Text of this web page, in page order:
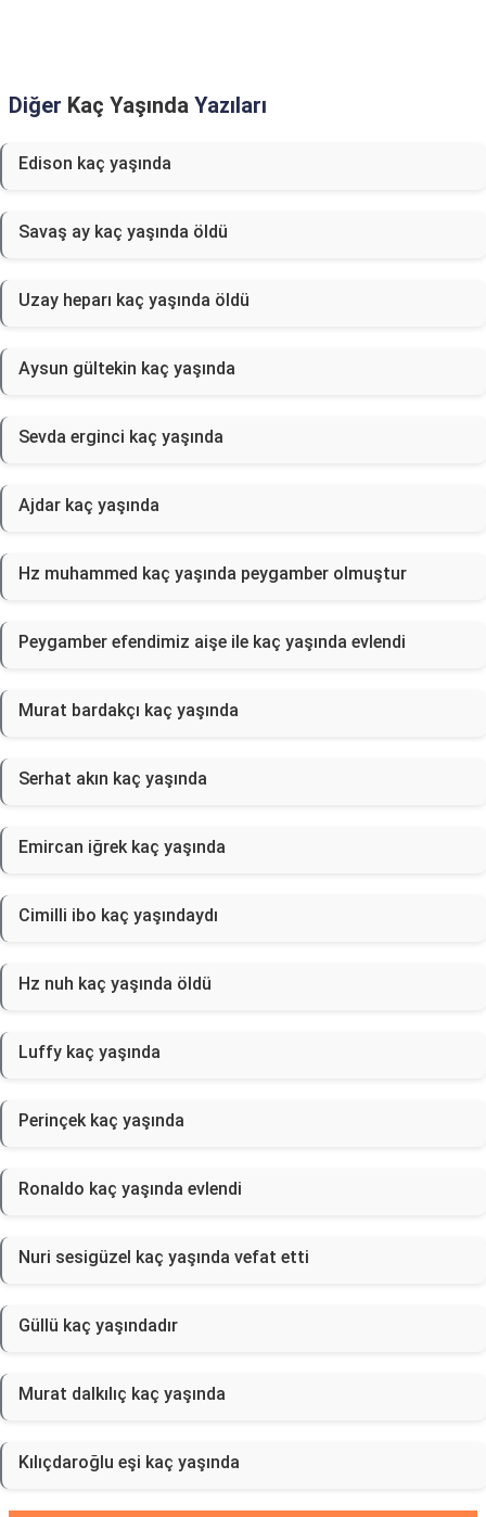
Diğer Kaç Yaşında Yazıları
Edison kaç yaşında
Savaş ay kaç yaşında öldü
Uzay heparı kaç yaşında öldü
Aysun gültekin kaç yaşında
Sevda erginci kaç yaşında
Ajdar kaç yaşında
Hz muhammed kaç yaşında peygamber olmuştur
Peygamber efendimiz aişe ile kaç yaşında evlendi
Murat bardakçı kaç yaşında
Serhat akın kaç yaşında
Emircan iğrek kaç yaşında
Cimilli ibo kaç yaşındaydı
Hz nuh kaç yaşında öldü
Luffy kaç yaşında
Perinçek kaç yaşında
Ronaldo kaç yaşında evlendi
Nuri sesigüzel kaç yaşında vefat etti
Güllü kaç yaşındadır
Murat dalkılıç kaç yaşında
Kılıçdaroğlu eşi kaç yaşında